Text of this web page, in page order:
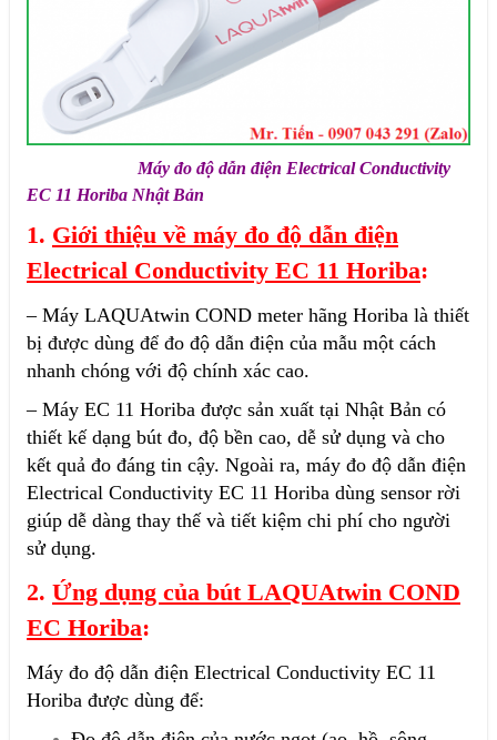
Máy đo độ dẫn điện Electrical Conductivity
EC 11 Horiba Nhật Bản
1. Giới thiệu về máy đo độ dẫn điện
Electrical Conductivity EC 11 Horiba:
– Máy LAQUAtwin COND meter hãng Horiba là thiết
bị được dùng để đo độ dẫn điện của mẫu một cách
nhanh chóng với độ chính xác cao.
– Máy EC 11 Horiba được sản xuất tại Nhật Bản có
thiết kế dạng bút đo, độ bền cao, dễ sử dụng và cho
kết quả đo đáng tin cậy. Ngoài ra, máy đo độ dẫn điện
Electrical Conductivity EC 11 Horiba dùng sensor rời
giúp dễ dàng thay thế và tiết kiệm chi phí cho người
sử dụng.
2. Ứng dụng của bút LAQUAtwin COND
EC Horiba:
Máy đo độ dẫn điện Electrical Conductivity EC 11
Horiba được dùng để: